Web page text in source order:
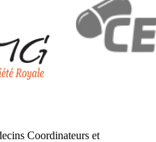
Coordinateurs et